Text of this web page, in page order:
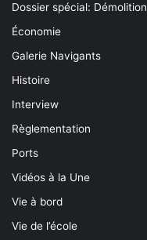
Dossier spécial: Démolition
Économie
Galerie Navigants
Histoire
Interview
Règlementation
Ports
Vidéos à la Une
Vie à bord
Vie de l’école